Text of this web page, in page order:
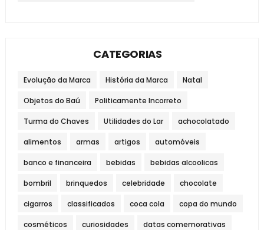
CATEGORIAS
Evolução da Marca História da Marca Natal
Objetos do Baú Politicamente Incorreto
Turma do Chaves Utilidades do Lar achocolatado
alimentos armas artigos automóveis
banco e financeira bebidas bebidas alcoolicas
bombril brinquedos celebridade chocolate
cigarros classificados coca cola copa do mundo
cosméticos curiosidades datas comemorativas